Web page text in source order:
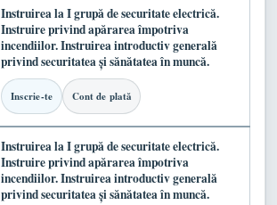
Instruirea la I grupă de securitate electrică.
Instruire privind apărarea împotriva
incendiilor. Instruirea introductiv generală
privind securitatea și sănătatea în muncă.
Inscrie-te Cont de plată
Instruirea la I grupă de securitate electrică.
Instruire privind apărarea împotriva
incendiilor. Instruirea introductiv generală
privind securitatea și sănătatea în muncă.